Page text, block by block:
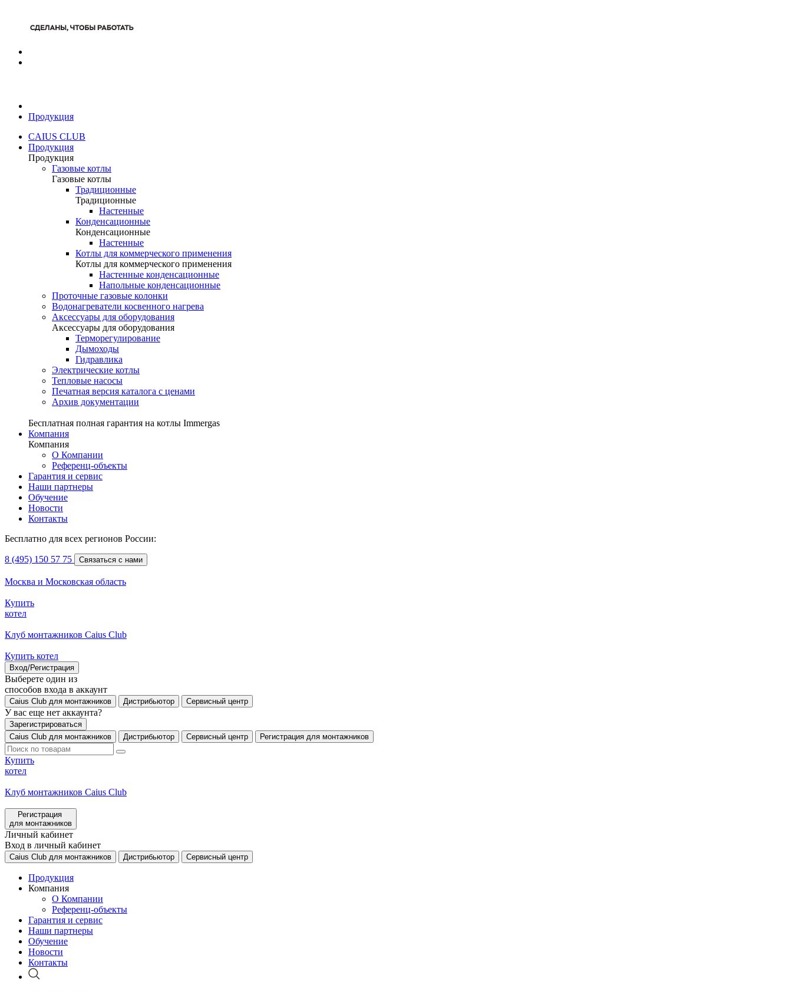
Продукция
CAIUS CLUB
Продукция
Продукция
Газовые котлы
Газовые котлы
Традиционные
Традиционные
Настенные
Конденсационные
Конденсационные
Настенные
Котлы для коммерческого применения
Котлы для коммерческого применения
Настенные конденсационные
Напольные конденсационные
Проточные газовые колонки
Водонагреватели косвенного нагрева
Аксессуары для оборудования
Аксессуары для оборудования
Терморегулирование
Дымоходы
Гидравлика
Электрические котлы
Тепловые насосы
Печатная версия каталога с ценами
Архив документации
Бесплатная полная гарантия на котлы Immergas
Компания
Компания
О Компании
Референц-объекты
Гарантия и сервис
Наши партнеры
Обучение
Новости
Контакты
Бесплатно для всех регионов России:
8 (495) 150 57 75 Связаться с нами
Москва и Московская область
Купить
котел
Клуб монтажников Caius Club
Купить котел
Вход/Регистрация
Выберете один из
способов входа в аккаунт
Caius Club для монтажников Дистрибьютор Сервисный центр
У вас еще нет аккаунта?
Зарегистрироваться
Caius Club для монтажников
Дистрибьютор Сервисный центр Регистрация для монтажников
Купить
котел
Клуб монтажников Caius Club
Регистрация
для монтажников
Личный кабинет
Вход в личный кабинет
Caius Club для монтажников Дистрибьютор Сервисный центр
Продукция
Компания
О Компании
Референц-объекты
Гарантия и сервис
Наши партнеры
Обучение
Новости
Контакты